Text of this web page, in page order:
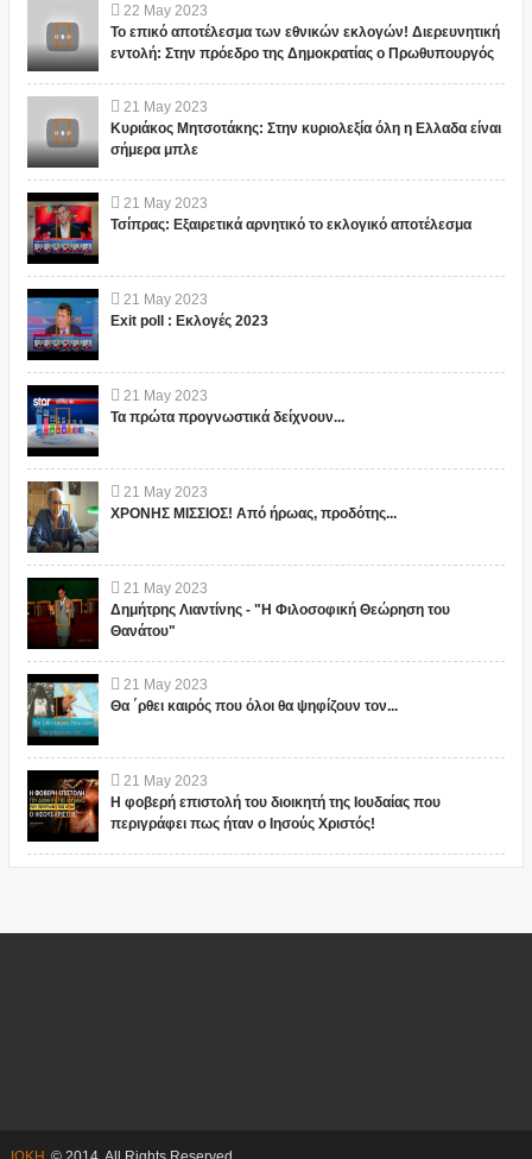
22 May 2023
Το επικό αποτέλεσμα των εθνικών εκλογών! Διερευνητική
εντολή: Στην πρόεδρο της Δημοκρατίας ο Πρωθυπουργός
21 May 2023
Κυριάκος Μητσοτάκης: Στην κυριολεξία όλη η Ελλαδα είναι
σήμερα μπλε
21 May 2023
Τσίπρας: Εξαιρετικά αρνητικό το εκλογικό αποτέλεσμα
21 May 2023
Exit poll : Εκλογές 2023
21 May 2023
Τα πρώτα προγνωστικά δείχνουν...
21 May 2023
ΧΡΟΝΗΣ ΜΙΣΣΙΟΣ! Από ήρωας, προδότης...
21 May 2023
Δημήτρης Λιαντίνης - "Η Φιλοσοφική Θεώρηση του
Θανάτου"
21 May 2023
Θα ΄ρθει καιρός που όλοι θα ψηφίζουν τον...
21 May 2023
Η φοβερή επιστολή του διοικητή της Ιουδαίας που
περιγράφει πως ήταν ο Ιησούς Χριστός!